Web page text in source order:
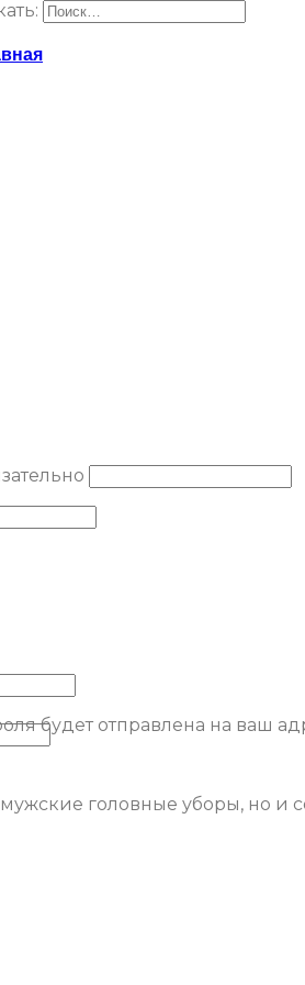
будет отправлена ​​на ваш
головные уборы, но и